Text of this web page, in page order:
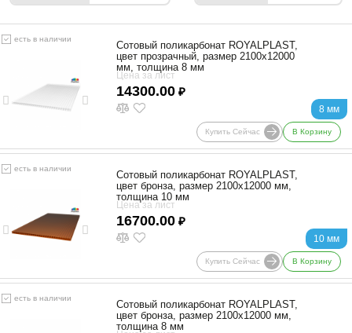
есть в наличии
8 мм
Сотовый поликарбонат ROYALPLAST,
цвет прозрачный, размер 2100x12000
мм, толщина 8 мм
Цена за лист
14300.00 ₽
Купить Сейчас В Корзину
есть в наличии
10 мм
Сотовый поликарбонат ROYALPLAST,
цвет бронза, размер 2100x12000 мм,
толщина 10 мм
Цена за лист
16700.00 ₽
Купить Сейчас В Корзину
есть в наличии
Сотовый поликарбонат ROYALPLAST,
цвет бронза, размер 2100x12000 мм,
толщина 8 мм